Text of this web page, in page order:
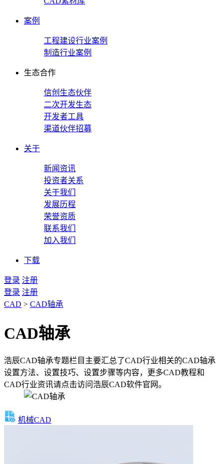
案例
工程建设行业案例
制造行业案例
生态合作
信创生态伙伴
二次开发生态
开发者工具
渠道伙伴招募
关于
新闻资讯
投资者关系
关于我们
发展历程
荣誉资质
联系我们
加入我们
下载
登录 注册
登录 注册
CAD > CAD轴承
CAD轴承
浩辰CAD轴承专题栏目主要汇总了CAD行业相关的CAD轴承
设置方法、设置技巧、设置步骤等内容，更多CAD教程和
CAD行业资讯请点击访问浩辰CAD软件官网。
机械CAD